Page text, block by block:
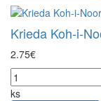
Krieda Koh-i-
2.75€
ks